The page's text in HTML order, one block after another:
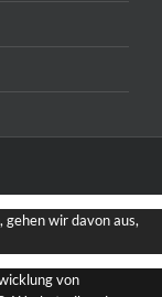
wir davon aus,
von